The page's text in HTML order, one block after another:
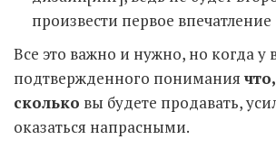
произвести первое впечатление
Все это важно и нужно, но когда у
подтвержденного понимания
сколько вы будете продавать,
оказаться напрасными.